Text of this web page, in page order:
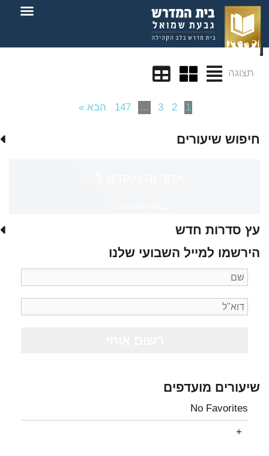
תצוגה
1
2
3
…
147 הבא »
חיפוש שיעורים
עץ סדרות חדש
הירשמו למייל השבועי שלנו
שיעורים מועדפים
No Favorites